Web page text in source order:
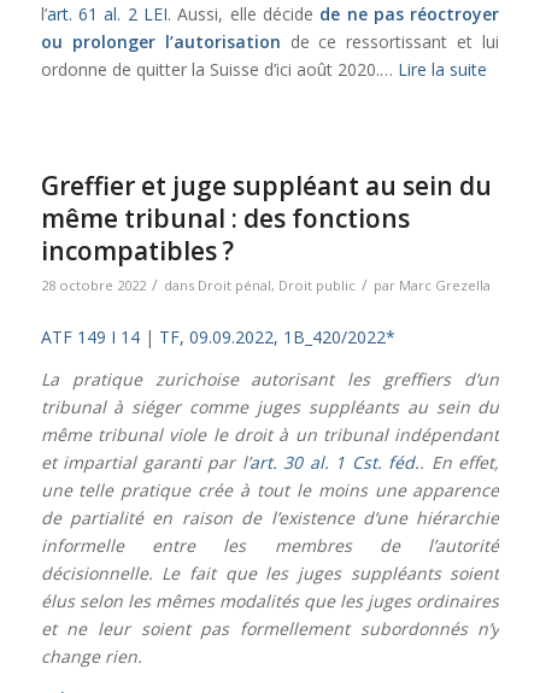
l’art. 61 al. 2 LEI. Aussi, elle décide de ne pas réoctroyer
ou prolonger l’autorisation de ce ressortissant et lui
ordonne de quitter la Suisse d’ici août 2020.… Lire la suite
Greffier et juge suppléant au sein du
même tribunal : des fonctions
incompatibles ?
28 octobre 2022 / dans Droit pénal, Droit public / par Marc Grezella
ATF 149 I 14| TF, 09.09.2022, 1B_420/2022*
La pratique zurichoise autorisant les greffiers d’un
tribunal à siéger comme juges suppléants au sein du
même tribunal viole le droit à un tribunal indépendant
et impartial garanti par l’art. 30 al. 1 Cst. féd.. En effet,
une telle pratique crée à tout le moins une apparence
de partialité en raison de l’existence d’une hiérarchie
informelle entre les membres de l’autorité
décisionnelle. Le fait que les juges suppléants soient
élus selon les mêmes modalités que les juges ordinaires
et ne leur soient pas formellement subordonnés n’y
change rien.